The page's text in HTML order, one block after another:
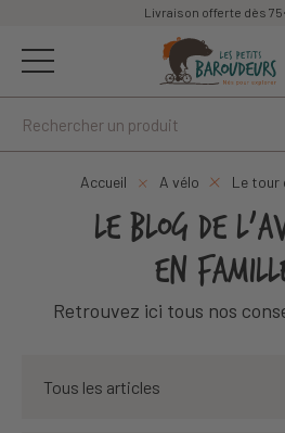
Livraison offerte dès
Accueil A vélo Le tour
LE BLOG DE
EN
Retrouvez ici tous nos
Tous les articles